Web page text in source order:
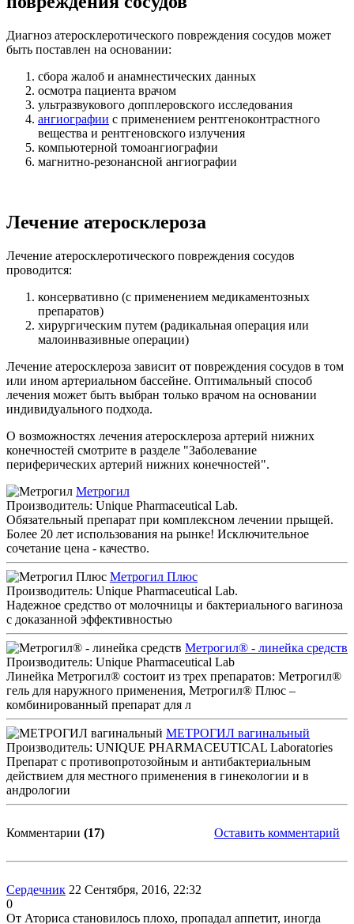
Диагноз атеросклеротического повреждения сосудов может
быть поставлен на основании:
сбора жалоб и анамнестических данных
осмотра пациента врачом
ультразвукового допплеровского исследования
ангиографии с применением рентгеноконтрастного
вещества и рентгеновского излучения
компьютерной томоангиографии
магнитно-резонансной ангиографии
Лечение атеросклероза
Лечение атеросклеротического повреждения сосудов
проводится:
консервативно (с применением медикаментозных
препаратов)
хирургическим путем (радикальная операция или
малоинвазивные операции)
Лечение атеросклероза зависит от повреждения сосудов в том
или ином артериальном бассейне. Оптимальный способ
лечения может быть выбран только врачом на основании
индивидуального подхода.
О возможностях лечения атеросклероза артерий нижних
конечностей смотрите в разделе "Заболевание
периферических артерий нижних конечностей".
Метрогил
Производитель: Unique Pharmaceutical Lab.
Обязательный препарат при комплексном лечении прыщей.
Более 20 лет использования на рынке! Исключительное
сочетание цена - качество.
Метрогил Плюс
Производитель: Unique Pharmaceutical Lab.
Надежное средство от молочницы и бактериального вагиноза
с доказанной эффективностью
Метрогил® - линейка средств
Производитель: Unique Pharmaceutical Lab
Линейка Метрогил® состоит из трех препаратов: Метрогил®
гель для наружного применения, Метрогил® Плюс –
комбинированный препарат для л
МЕТРОГИЛ вагинальный
Производитель: UNIQUE PHARMACEUTICAL Laboratories
Препарат с противопротозойным и антибактериальным
действием для местного применения в гинекологии и в
андрологии
Оставить комментарий
Комментарии (17)
Сердечник 22 Сентября, 2016, 22:32
0
От Аториса становилось плохо, пропадал аппетит, иногда